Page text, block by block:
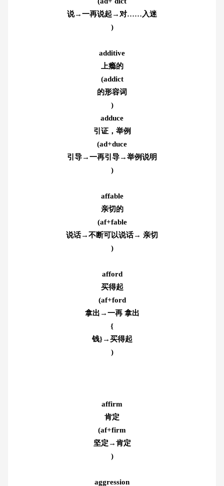
说→一再说起→对……入迷
)
additive
上瘾的
(addict
的形容词
)
adduce
引证，举例
(ad+duce
引导→一再引导→举例说明
)
affable
亲切的
(af+fable
说话→不断可以说话→ 亲切
)
afford
买得起
(af+ford
拿出→一再 拿出
{
钱}→买得起
)
affirm
肯定
(af+firm
坚定→肯定
)
aggression